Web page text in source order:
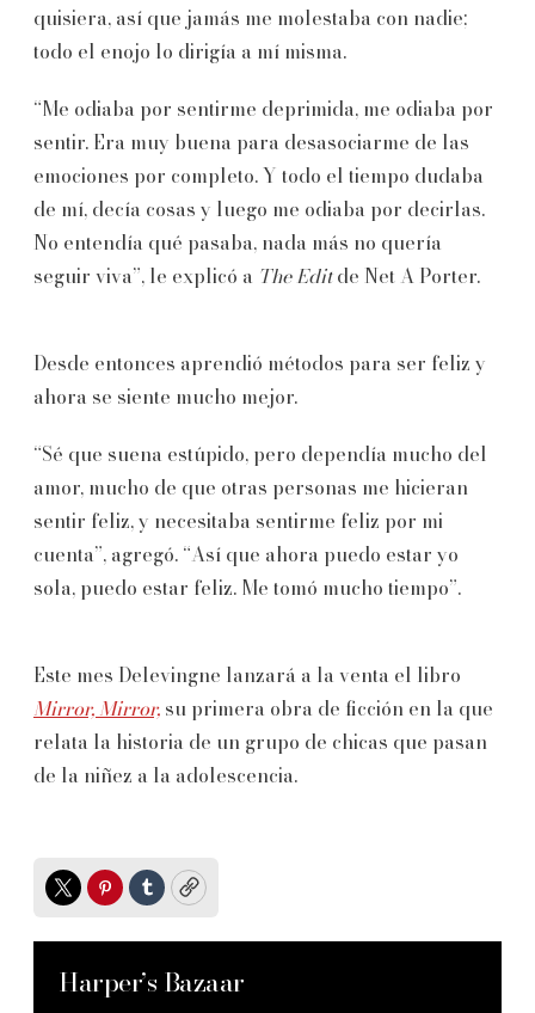
quisiera, así que jamás me molestaba con nadie;
todo el enojo lo dirigía a mí misma.
“Me odiaba por sentirme deprimida, me odiaba por
sentir. Era muy buena para desasociarme de las
emociones por completo. Y todo el tiempo dudaba
de mí, decía cosas y luego me odiaba por decirlas.
No entendía qué pasaba, nada más no quería
seguir viva”, le explicó a The Editde Net A Porter.
Desde entonces aprendió métodos para ser feliz y
ahora se siente mucho mejor.
“Sé que suena estúpido, pero dependía mucho del
amor, mucho de que otras personas me hicieran
sentir feliz, y necesitaba sentirme feliz por mi
cuenta”, agregó. “Así que ahora puedo estar yo
sola, puedo estar feliz. Me tomó mucho tiempo”.
Este mes Delevingne lanzará a la venta el libro
Mirror, Mirror, su primera obra de ficción en la que
relata la historia de un grupo de chicas que pasan
de la niñez a la adolescencia.
TwitterPinterest
TumblrCopy
Harper’s Bazaar